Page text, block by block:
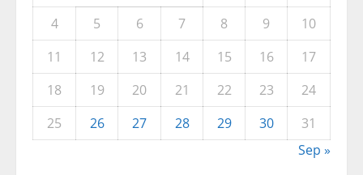
4
5 6 7 8 9
10
11
12 13 14 15 16
17
18
19 20 21 22 23
24
25
26 27 28 29 30
31
Sep »